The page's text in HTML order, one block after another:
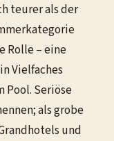
teurer als der
Rolle – eine
Vielfaches
Pool. Seriöse
als grobe
und